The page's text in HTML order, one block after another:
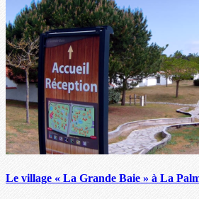
Le village « La Grande Baie » à La